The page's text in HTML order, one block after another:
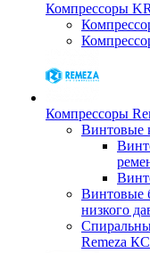
Компрессоры
Компрессоры
Винтовые
Винтовые
низкого
Remeza КС